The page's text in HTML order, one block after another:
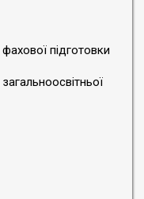
підготовки